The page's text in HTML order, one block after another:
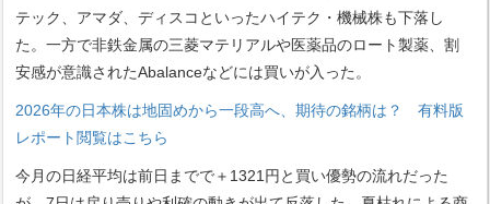
テック、アマダ、ディスコといったハイテク・機械株も下落し
た。一方で非鉄金属の三菱マテリアルや医薬品のロート製薬、割
安感が意識されたAbalanceなどには買いが入った。
2026年の日本株は地固めから一段高へ、期待の銘柄は？ 有料版
レポート閲覧はこちら
今月の日経平均は前日までで＋1321円と買い優勢の流れだった